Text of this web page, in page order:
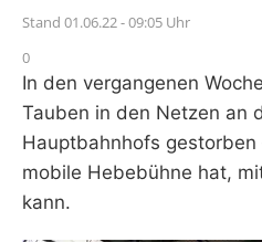
Stand 01.06.22 - 09:05 Uhr
0
In den vergangenen
Tauben in den Netzen an
Hauptbahnhofs
mobile Hebebühne hat,
kann.